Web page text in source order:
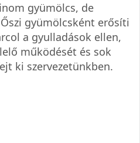
gyümölcs, de
gyümölcsként erősíti
a gyulladások ellen,
működését és sok
ki szervezetünkben.